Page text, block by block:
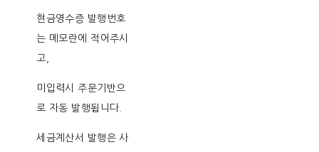
현금영수증 발행번호
는 메모란에 적어주시
고,
미입력시 주문기반으
로 자동 발행됩니다.
세금계산서 발행은 사